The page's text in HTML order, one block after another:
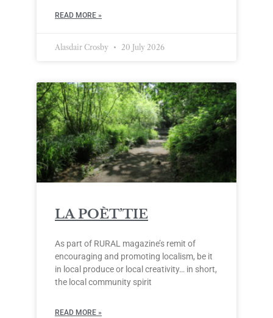
READ MORE »
Alasdair Crosby 20 July 2026
LA POÈT’TIE
As part of RURAL magazine’s remit of
encouraging and promoting localism, be it
in local produce or local creativity… in short,
the local community spirit
READ MORE »